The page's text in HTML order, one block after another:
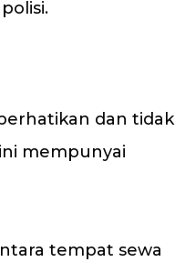
dan tidak
mempunyai
tempat sewa